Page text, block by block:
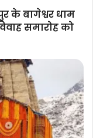
के बागेश्वर धाम
समारोह को